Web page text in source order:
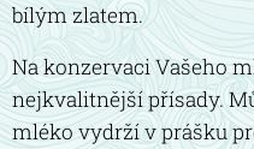
bílým zlatem.
Na konzervaci Vašeho
nejkvalitnější přísady.
mléko vydrží v prášku